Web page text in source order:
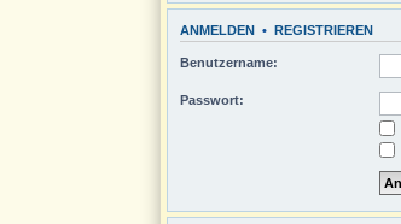
ANMELDEN • REGISTRIEREN
Benutzername:
Passwort: